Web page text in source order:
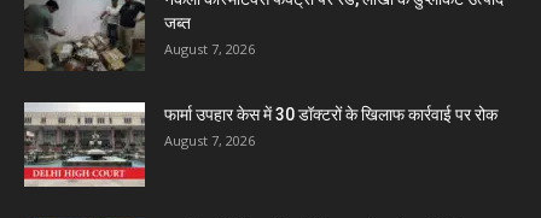
जब्त
August 7, 2026
फार्मा उपहार केस में 30 डॉक्टरों के खिलाफ कार्रवाई पर रोक
August 7, 2026